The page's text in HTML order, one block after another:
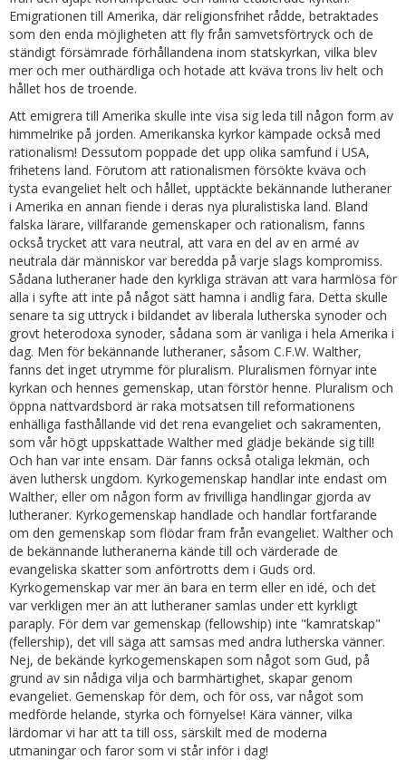
Emigrationen till Amerika, där religionsfrihet rådde, betraktades
som den enda möjligheten att fly från samvetsförtryck och de
ständigt försämrade förhållandena inom statskyrkan, vilka blev
mer och mer outhärdliga och hotade att kväva trons liv helt och
hållet hos de troende.
Att emigrera till Amerika skulle inte visa sig leda till någon form av
himmelrike på jorden. Amerikanska kyrkor kämpade också med
rationalism! Dessutom poppade det upp olika samfund i USA,
frihetens land. Förutom att rationalismen försökte kväva och
tysta evangeliet helt och hållet, upptäckte bekännande lutheraner
i Amerika en annan fiende i deras nya pluralistiska land. Bland
falska lärare, villfarande gemenskaper och rationalism, fanns
också trycket att vara neutral, att vara en del av en armé av
neutrala där människor var beredda på varje slags kompromiss.
Sådana lutheraner hade den kyrkliga strävan att vara harmlösa för
alla i syfte att inte på något sätt hamna i andlig fara. Detta skulle
senare ta sig uttryck i bildandet av liberala lutherska synoder och
grovt heterodoxa synoder, sådana som är vanliga i hela Amerika i
dag. Men för bekännande lutheraner, såsom C.F.W. Walther,
fanns det inget utrymme för pluralism. Pluralismen förnyar inte
kyrkan och hennes gemenskap, utan förstör henne. Pluralism och
öppna nattvardsbord är raka motsatsen till reformationens
enhälliga fasthållande vid det rena evangeliet och sakramenten,
som vår högt uppskattade Walther med glädje bekände sig till!
Och han var inte ensam. Där fanns också otaliga lekmän, och
även luthersk ungdom. Kyrkogemenskap handlar inte endast om
Walther, eller om någon form av frivilliga handlingar gjorda av
lutheraner. Kyrkogemenskap handlade och handlar fortfarande
om den gemenskap som flödar fram från evangeliet. Walther och
de bekännande lutheranerna kände till och värderade de
evangeliska skatter som anförtrotts dem i Guds ord.
Kyrkogemenskap var mer än bara en term eller en idé, och det
var verkligen mer än att lutheraner samlas under ett kyrkligt
paraply. För dem var gemenskap (fellowship) inte "kamratskap"
(fellership), det vill säga att samsas med andra lutherska vänner.
Nej, de bekände kyrkogemenskapen som något som Gud, på
grund av sin nådiga vilja och barmhärtighet, skapar genom
evangeliet. Gemenskap för dem, och för oss, var något som
medförde helande, styrka och förnyelse! Kära vänner, vilka
lärdomar vi har att ta till oss, särskilt med de moderna
utmaningar och faror som vi står inför i dag!